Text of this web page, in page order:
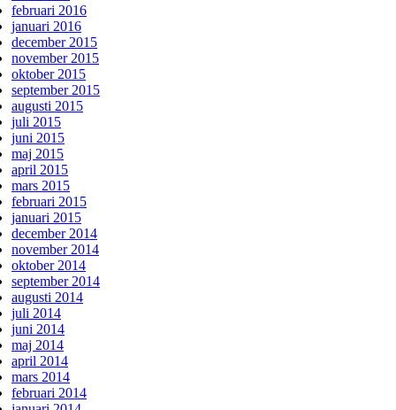
februari 2016
januari 2016
december 2015
november 2015
oktober 2015
september 2015
augusti 2015
juli 2015
juni 2015
maj 2015
april 2015
mars 2015
februari 2015
januari 2015
december 2014
november 2014
oktober 2014
september 2014
augusti 2014
juli 2014
juni 2014
maj 2014
april 2014
mars 2014
februari 2014